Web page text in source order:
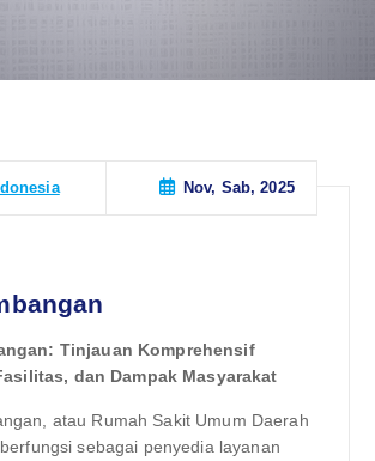
Nov, Sab, 2025
Tinjauan Komprehensif
dan Dampak Masyarakat
atau Rumah Sakit Umum Daerah
sebagai penyedia layanan